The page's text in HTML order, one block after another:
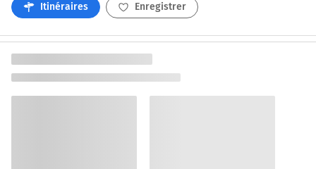
Itinéraires Enregistrer